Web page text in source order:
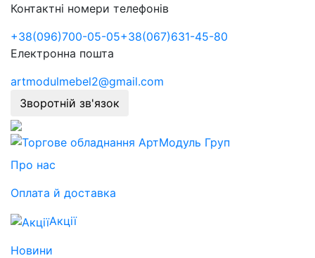
Контактні номери телефонів
+38(096)700-05-05+38(067)631-45-80
Електронна пошта
artmodulmebel2@gmail.com
Зворотній зв'язок
Про нас
Оплата й доставка
Акції
Новини